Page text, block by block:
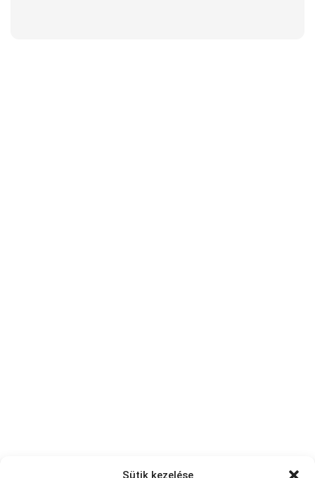
Sütik kezelése